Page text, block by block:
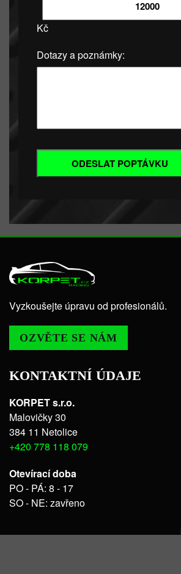
Kč
Dotazy a poznámky:
Vyzkoušejte úpravu od profesionálů.
OZVĚTE SE NÁM
KONTAKTNÍ ÚDAJE
KORPET s.r.o.
Malovičky 30
384 11 Netolice
+420 778 118 079
Otevírací doba
PO - PÁ: 8 - 17
SO - NE: zavřeno